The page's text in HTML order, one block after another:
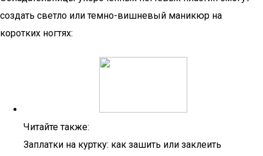
создать светло или темно-вишневый маникюр на
коротких ногтях:
Читайте также:
Заплатки на куртку: как зашить или заклеить